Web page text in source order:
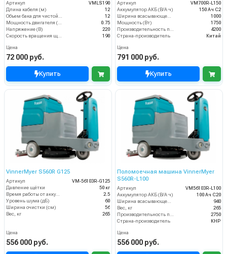
Артикул
VMLS190
Длина кабеля (м)
12
Объем бака для чистой воды, л
12
Мощность двигателя (кВт)
0.75
Напряжение (В)
220
Скорость вращения щётки (об/мин)
190
Цена
72 000 руб.
Купить
Артикул
VM700R-L150
Аккумулятор АКБ (В/А·ч)
150 Ач С2
Ширина всасывающей балки (мм)
1000
Мощность (Вт)
1750
Производительность по площади (м2/ч)
4200
Страна-производитель
Китай
Цена
791 000 руб.
Купить
VinnerMyer S560R G125
Артикул
VM-56103R-G125
Давление щётки
50 кг
Время работы от аккумуляторов (ч)
2.5
Уровень шума (дБ)
60
Ширина очистки (см)
56
Вес, кг
265
Цена
556 000 руб.
Поломоечная машина VinnerMyer
S560R-L100
Артикул
VM56103R-L100
Аккумулятор АКБ (В/А·ч)
100 Ач С20
940
Вес, кг
265
2750
Страна-производитель
КНР
Цена
556 000 руб.